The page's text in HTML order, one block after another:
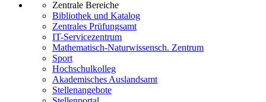
Zentrale Bereiche
Bibliothek und Katalog
Zentrales Prüfungsamt
IT-Servicezentrum
Mathematisch-Naturwissensch. Zentrum
Sport
Hochschulkolleg
Akademisches Auslandsamt
Stellenangebote